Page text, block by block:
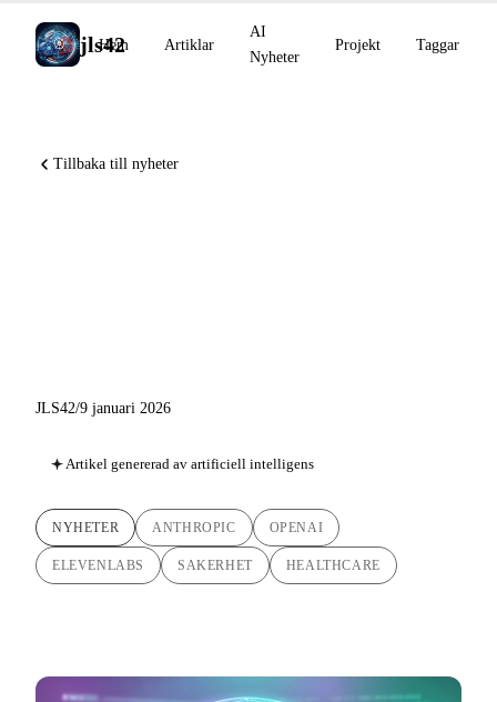
jls42
Hem Artiklar
AI
Nyheter
Projekt Taggar
Tillbaka till nyheter
JLS42/9 januari 2026
Artikel genererad av artificiell intelligens
NYHETER ANTHROPIC OPENAI
ELEVENLABS SAKERHET HEALTHCARE